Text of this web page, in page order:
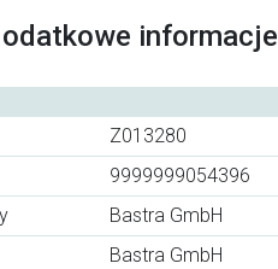
informacje
Z013280
9999999054396
Bastra GmbH
Bastra GmbH